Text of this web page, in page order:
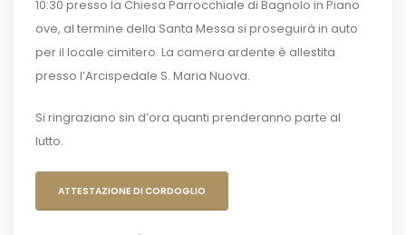
10:30 presso la Chiesa Parrocchiale di Bagnolo in Piano
ove, al termine della Santa Messa si proseguirà in auto
per il locale cimitero. La camera ardente è allestita
presso l’Arcispedale S. Maria Nuova.
Si ringraziano sin d’ora quanti prenderanno parte al
lutto.
ATTESTAZIONE DI CORDOGLIO